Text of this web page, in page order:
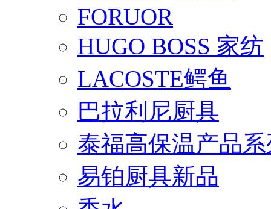
FORUOR
HUGO BOSS 家纺
LACOSTE鳄鱼
巴拉利尼厨具
泰福高保温产品
易铂厨具新品